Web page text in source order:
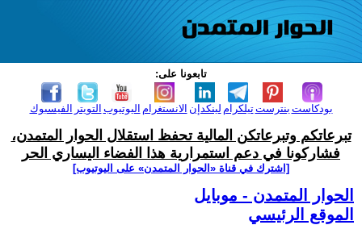
تابعونا على:
الفيسبوك التويتر اليوتيوب الانستغرام لينكدإن تيلكرامبنترست بودكاست
تبرعاتكم وتبرعاتكن المالية تحفظ استقلال الحوار المتمدن،
فشاركونا في دعم استمرارية هذا الفضاء اليساري الحر
[اشترك في قناة ‫«الحوار المتمدن» على اليوتيوب]
الحوار المتمدن - موبايل
الموقع الرئيسي